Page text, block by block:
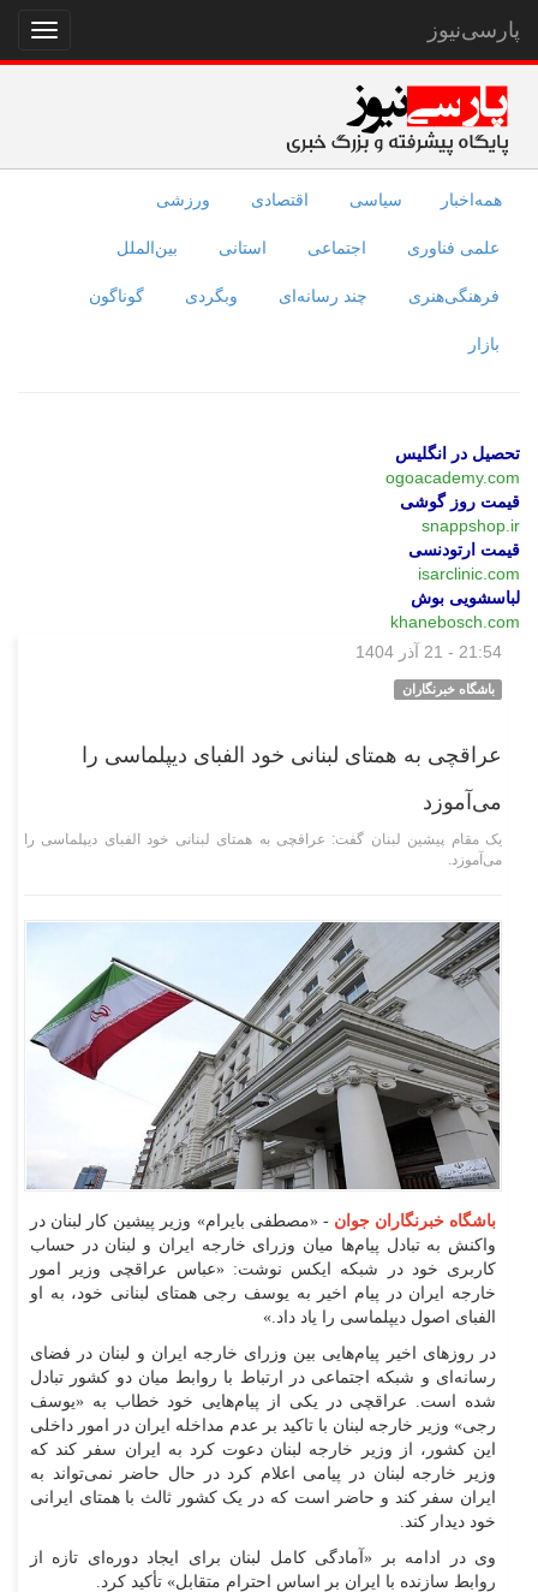
نمایش
منو
پارسی‌نیوز
همه‌اخبار سیاسی اقتصادی ورزشی
علمی فناوری اجتماعی استانی بین‌الملل
فرهنگی‌هنری چند رسانه‌ای وبگردی گوناگون
بازار
تحصیل در انگلیس
ogoacademy.com
قیمت روز گوشی
snappshop.ir
قیمت ارتودنسی
isarclinic.com
لباسشویی بوش
khanebosch.com
21:54 - 21 آذر 1404
باشگاه خبرنگاران
عراقچی به همتای لبنانی خود الفبای دیپلماسی را
می‌آموزد
یک مقام پیشین لبنان گفت: عراقچی به همتای لبنانی خود الفبای دیپلماسی را
می‌آموزد.
باشگاه خبرنگاران جوان - «مصطفی بایرام» وزیر پیشین کار لبنان در
واکنش به تبادل پیام‌ها میان وزرای خارجه ایران و لبنان در حساب
کاربری خود در شبکه ایکس نوشت: «عباس عراقچی وزیر امور
خارجه ایران در پیام اخیر به یوسف رجی همتای لبنانی خود، به او
الفبای اصول دیپلماسی را یاد داد.»
در روز‌های اخیر پیام‌هایی بین وزرای خارجه ایران و لبنان در فضای
رسانه‌ای و شبکه اجتماعی در ارتباط با روابط میان دو کشور تبادل
شده است. عراقچی در یکی از پیام‌هایی خود خطاب به «یوسف
رجی» وزیر خارجه لبنان با تاکید بر عدم مداخله ایران در امور داخلی
این کشور، از وزیر خارجه لبنان دعوت کرد به ایران سفر کند که
وزیر خارجه لبنان در پیامی اعلام کرد در حال حاضر نمی‌تواند به
ایران سفر کند و حاضر است که در یک کشور ثالث با همتای ایرانی
خود دیدار کند.
وی در ادامه بر «آمادگی کامل لبنان برای ایجاد دوره‌ای تازه از
روابط سازنده با ایران بر اساس احترام متقابل» تأکید کرد.